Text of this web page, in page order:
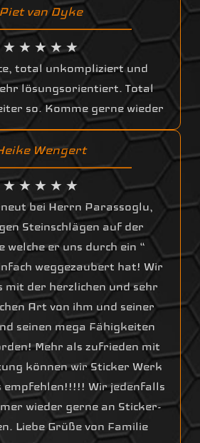
Piet van Dyke
★ ★ ★ ★ ★
total unkompliziert und
lösungsorientiert. Total
so. Komme gerne wieder
Wengert
★ ★ ★ ★ ★
bei Herrn Parassoglu,
Steinschlägen auf der
welche er uns durch ein “
weggezaubert hat! Wir
mit der herzlichen und sehr
Art von ihm und seiner
seinen mega Fähigkeiten
Mehr als zufrieden mit
können wir Sticker Werk
empfehlen!!!!! Wir jedenfalls
wieder gerne an Sticker-
Liebe Grüße von Familie